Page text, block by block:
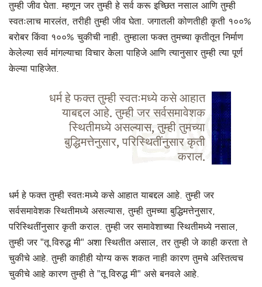
तुम्ही जीव घेता. म्हणून जर तुम्ही हे सर्व करू इच्छित नसाल आणि तुम्ही
स्वतःलाच मारलंत, तरीही तुम्ही जीव घेता. जगातली कोणतीही कृती १००%
बरोबर किंवा १००% चुकीची नाही. तुम्हाला फक्त तुमच्या कृतीतून निर्माण
केलेल्या सर्व मांगल्याचा विचार केला पाहिजे आणि त्यानुसार तुम्ही त्या पूर्ण
केल्या पाहिजेत.
धर्म हे फक्त तुम्ही स्वतःमध्ये कसे आहात
याबद्दल आहे. तुम्ही जर सर्वसमावेशक
स्थितीमध्ये असल्यास, तुम्ही तुमच्या
बुद्धिमत्तेनुसार, परिस्थितींनुसार कृती
कराल.
धर्म हे फक्त तुम्ही स्वतःमध्ये कसे आहात याबद्दल आहे. तुम्ही जर
सर्वसमावेशक स्थितीमध्ये असल्यास, तुम्ही तुमच्या बुद्धिमत्तेनुसार,
परिस्थितींनुसार कृती कराल. तुम्ही जर समावेशाच्या स्थितीमध्ये नसाल,
तुम्ही जर "तू विरुद्ध मी" अशा स्थितीत असाल, तर तुम्ही जे काही करता ते
चुकीचे आहे. तुम्ही काहीही योग्य करू शकत नाही कारण तुमचे अस्तित्वच
चुकीचे आहे कारण तुम्ही ते "तू विरुद्ध मी" असे बनवले आहे.